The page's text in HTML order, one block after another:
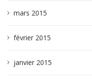
mars 2015
février 2015
janvier 2015